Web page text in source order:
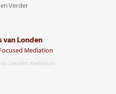
Verder
van Londen
Mediation
Londen mediation